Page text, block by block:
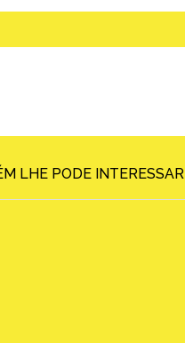
LHE PODE INTERESSAR